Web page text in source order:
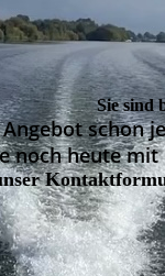
Sie sind
schon
noch heute